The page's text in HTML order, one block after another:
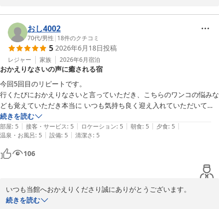
愛犬お宿 伊豆高原
2026-06-17
やかでおっとりした性格が印象的でした。また、初めてのご旅行だ
ったKちゃんは、最初こそ少しドキドキした様子でしたが、滞在中
にだんだんと表情もやわらぎ、最後にはしっぽを上げて楽しそうに
過ごしている姿を見ることができ、スタッフも嬉しい気持ちになり
ました。おやつも気に入ってくれたようで何よりです。
館内でのご様子やお食事の際の愛犬用ソファにつきましてお褒めの
お言葉をいただきありがとうございます。当館では、愛犬も大切な
ご家族の一員として、皆様に快適にお過ごしいただけるよう努めて
おりますので、そのように感じていただけたことは何よりの喜びで
す。
これからもワンちゃんにも飼い主様にも「また帰ってきたい」と思
っていただける宿を目指してまいります。
改めまして、この度は当館にご宿泊いただき、誠にありがとうござ
愛犬お宿 伊豆高原
おし4002
70代/男性 | 18件のクチコミ
5 2026年6月18日投稿
レジャー 家族 2026年6月宿泊
おかえりなさいの声に癒される宿
今回5回目のリピートです。
行くたびにおかえりなさいと言っていただき、こちらのワンコの悩みな
ども覚えていただき本当に いつも気持ち良く迎え入れていただいてい
ます。
続きを読む
部屋: 5 | 接客・サービス: 5 | ロケーション: 5 | 朝食: 5 | 夕食: 5 |
温泉・お風呂: 5 | 設備: 5 | 清潔さ: 5
106
いつも当館へおかえりくださり誠にありがとうございます。
当館をご愛顧いただき、また温かいお言葉をお寄せいただきました
続きを読む